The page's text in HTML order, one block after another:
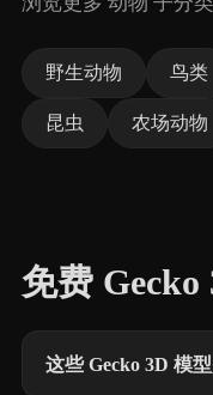
野生动物 鸟类
昆虫 农场动物
免费
这些 Gecko 3D 模